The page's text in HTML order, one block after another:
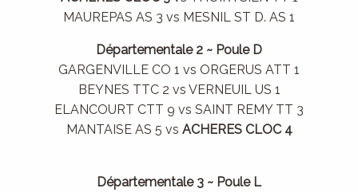
MAUREPAS AS 3 vs MESNIL ST D. AS 1
Départementale 2 ~ Poule D
GARGENVILLE CO 1 vs ORGERUS ATT 1
BEYNES TTC 2 vs VERNEUIL US 1
ELANCOURT CTT 9 vs SAINT REMY TT 3
MANTAISE AS 5 vs ACHERES CLOC 4
Départementale 3 ~ Poule L